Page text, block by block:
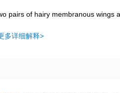
pairs of hairy membranous wings
多详细解释>